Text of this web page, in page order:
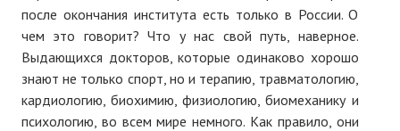
после окончания института есть только в России. О
чем это говорит? Что у нас свой путь, наверное.
Выдающихся докторов, которые одинаково хорошо
знают не только спорт, но и терапию, травматологию,
кардиологию, биохимию, физиологию, биомеханику и
психологию, во всем мире немного. Как правило, они